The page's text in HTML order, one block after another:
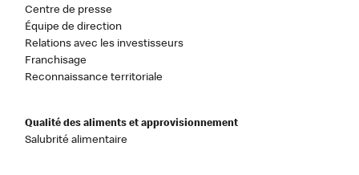
Centre de presse
Équipe de direction
Relations avec les investisseurs
Franchisage
Reconnaissance territoriale
Qualité des aliments et approvisionnement
Salubrité alimentaire